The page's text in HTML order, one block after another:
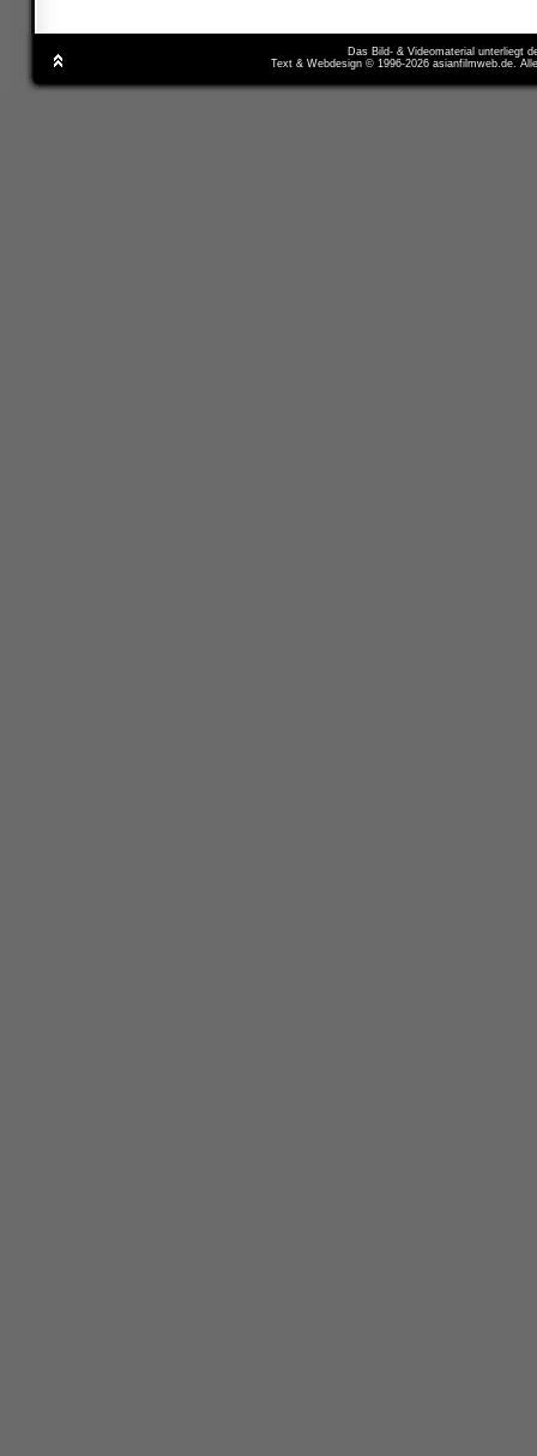
Das Bild- & Videomaterial unterliegt
Text & Webdesign © 1996-2026 asianfilmweb.de.